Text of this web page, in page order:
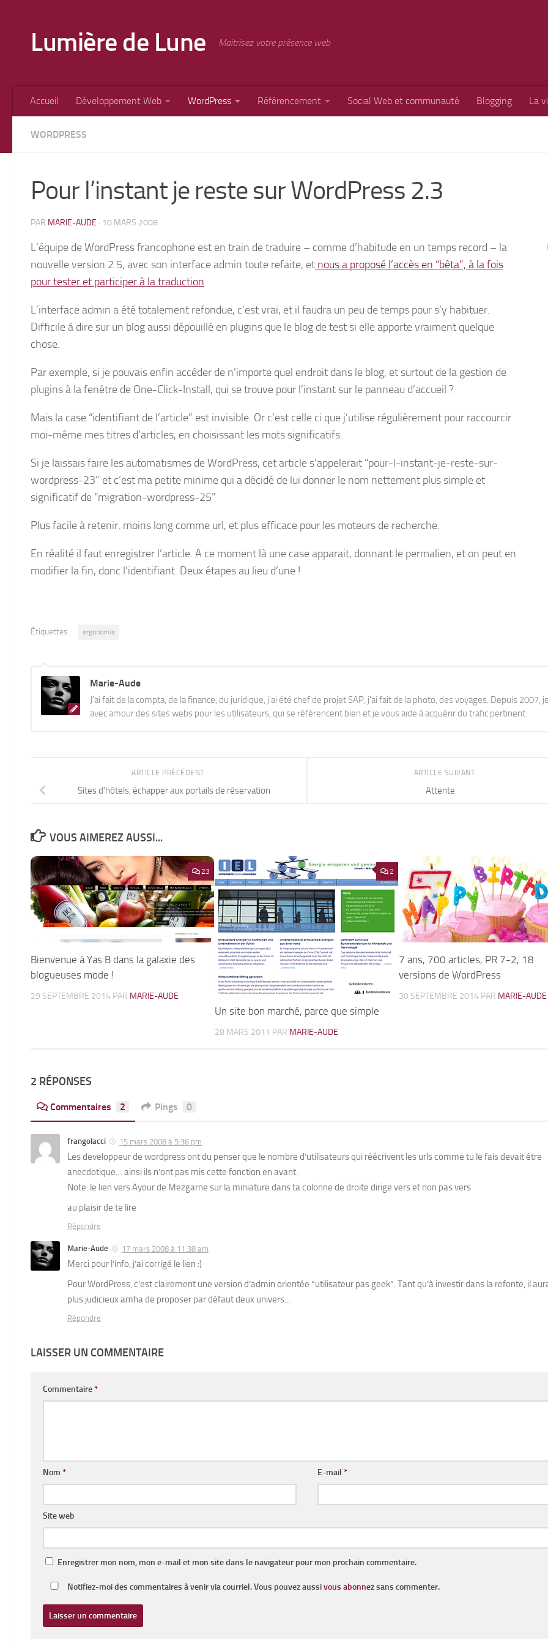
Lumière de Lune Maitrisez votre présence web
Accueil Développement Web WordPress Référencement Social Web et communauté Blogging La
WORDPRESS
Pour l’instant je reste sur WordPress 2.3
PAR MARIE-AUDE · 10 MARS 2008
L’équipe de WordPress francophone est en train de traduire – comme d’habitude en un temps record – la
nouvelle version 2.5, avec son interface admin toute refaite, et nous a proposé l’accès en “bêta”, à la fois
pour tester et participer à la traduction.
L’interface admin a été totalement refondue, c’est vrai, et il faudra un peu de temps pour s’y habituer.
Difficile à dire sur un blog aussi dépouillé en plugins que le blog de test si elle apporte vraiment quelque
chose.
Par exemple, si je pouvais enfin accéder de n’importe quel endroit dans le blog, et surtout de la gestion de
plugins à la fenêtre de One-Click-Install, qui se trouve pour l’instant sur le panneau d’accueil ?
Mais la case “identifiant de l’article” est invisible. Or c’est celle ci que j’utilise régulièrement pour raccourcir
moi-même mes titres d’articles, en choisissant les mots significatifs.
Si je laissais faire les automatismes de WordPress, cet article s’appelerait “pour-l-instant-je-reste-sur-
wordpress-23” et c’est ma petite minime qui a décidé de lui donner le nom nettement plus simple et
significatif de “migration-wordpress-25”
Plus facile à retenir, moins long comme url, et plus efficace pour les moteurs de recherche.
En réalité il faut enregistrer l’article. A ce moment là une case apparait, donnant le permalien, et on peut en
modifier la fin, donc l’identifiant. Deux étapes au lieu d’une !
Étiquettes : ergonomie
Marie-Aude
J'ai fait de la compta, de la finance, du juridique, j'ai été chef de projet SAP, j'ai fait de la photo, des voyages. Depuis 2007,
avec amour des sites webs pour les utilisateurs, qui se référencent bien et je vous aide à acquérir du trafic pertinent.
ARTICLE SUIVANT
Attente
ARTICLE PRÉCÉDENT
Sites d’hôtels, échapper aux portails de réservation
VOUS AIMEREZ AUSSI...
23
Bienvenue à Yas B dans la galaxie des
blogueuses mode !
29 SEPTEMBRE 2014 PAR MARIE-AUDE
2
Un site bon marché, parce que simple
28 MARS 2011 PAR MARIE-AUDE
7 ans, 700 articles, PR 7-2, 18
versions de WordPress
30 SEPTEMBRE 2014 PAR MARIE-AUDE
2 RÉPONSES
Commentaires 2 Pings 0
frangolacci 15 mars 2008 à 5:36 pm
Les developpeur de wordpress ont du penser que le nombre d’utilisateurs qui réécrivent les urls comme tu le fais devait être
anecdotique… ainsi ils n’ont pas mis cette fonction en avant.
Note: le lien vers Ayour de Mezgarne sur la miniature dans ta colonne de droite dirige vers et non pas vers
au plaisir de te lire
Répondre
Marie-Aude 17 mars 2008 à 11:38 am
Merci pour l’info, j’ai corrigé le lien :)
Pour WordPress, c’est clairement une version d’admin orientée “utilisateur pas geek”. Tant qu’à investir dans la refonte, il
plus judicieux amha de proposer par défaut deux univers…
Répondre
LAISSER UN COMMENTAIRE
Commentaire*
Nom * E-mail*
Site web
Enregistrer mon nom, mon e-mail et mon site dans le navigateur pour mon prochain commentaire.
Notifiez-moi des commentaires à venir via courriel. Vous pouvez aussivous abonnezsans commenter.